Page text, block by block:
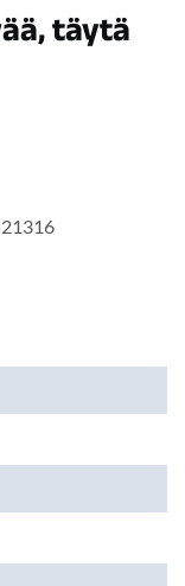
täytä